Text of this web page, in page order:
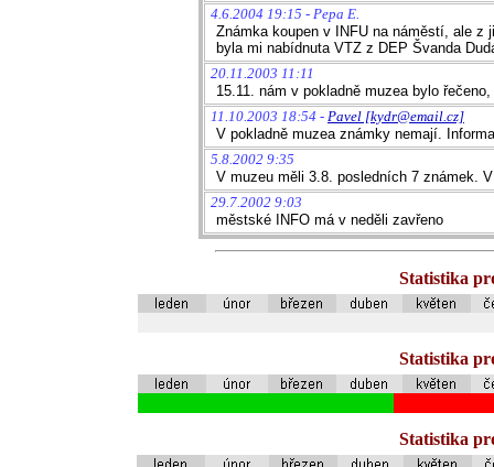
4.6.2004 19:15 - Pepa E.
Známka koupen v INFU na náměstí, ale z
byla mi nabídnuta VTZ z DEP Švanda
20.11.2003 11:11
15.11. nám v pokladně muzea bylo
11.10.2003 18:54 - Pavel [kydr@email.cz]
V pokladně muzea známky nemají.
5.8.2002 9:35
V muzeu měli 3.8. posledních 7 známek.
29.7.2002 9:03
městské INFO má v neděli zavřeno
Statistika
Statistika
Statistika